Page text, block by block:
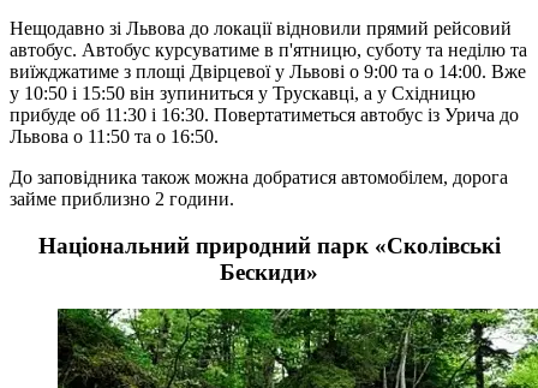
Нещодавно зі Львова до локації відновили прямий рейсовий
автобус. Автобус курсуватиме в п'ятницю, суботу та неділю та
виїжджатиме з площі Двірцевої у Львові о 9:00 та о 14:00. Вже
у 10:50 і 15:50 він зупиниться у Трускавці, а у Східницю
прибуде об 11:30 і 16:30. Повертатиметься автобус із Урича до
Львова о 11:50 та о 16:50.
До заповідника також можна добратися автомобілем, дорога
займе приблизно 2 години.
Національний природний парк «Сколівські
Бескиди»